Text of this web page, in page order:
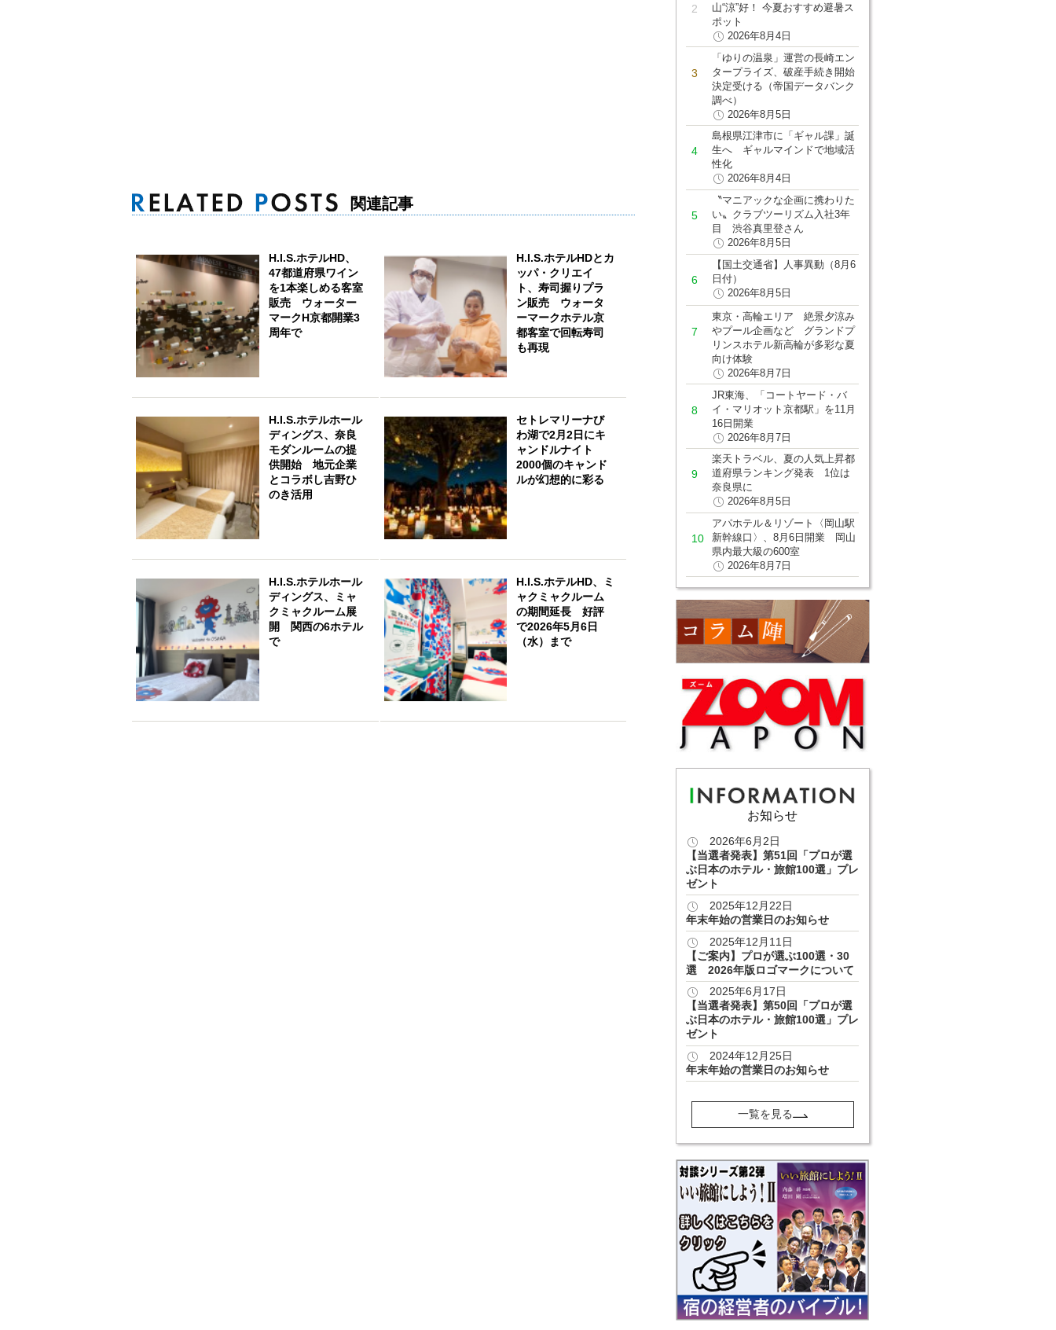
関連記事
H.I.S.ホテルHD、
47都道府県ワイン
を1本楽しめる客室
販売 ウォーター
マークH京都開業3
周年で
H.I.S.ホテルHDとカ
ッパ・クリエイ
ト、寿司握りプラ
ン販売 ウォータ
ーマークホテル京
都客室で回転寿司
も再現
H.I.S.ホテルホール
ディングス、奈良
モダンルームの提
供開始 地元企業
とコラボし吉野ひ
のき活用
セトレマリーナび
わ湖で2月2日にキ
ャンドルナイト
2000個のキャンド
ルが幻想的に彩る
H.I.S.ホテルホール
ディングス、ミャ
クミャクルーム展
開 関西の6ホテル
で
H.I.S.ホテルHD、ミ
ャクミャクルーム
の期間延長 好評
で2026年5月6日
（水）まで
山“涼”好！ 今夏おすすめ避暑ス
ポット
2026年8月4日
「ゆりの温泉」運営の長崎エン
タープライズ、破産手続き開始
決定受ける（帝国データバンク
調べ）
2026年8月5日
島根県江津市に「ギャル課」誕
生へ ギャルマインドで地域活
性化
2026年8月4日
〝マニアックな企画に携わりた
い〟クラブツーリズム入社3年
目 渋谷真里登さん
2026年8月5日
【国土交通省】人事異動（8月6
日付）
2026年8月5日
東京・高輪エリア 絶景夕涼み
やプール企画など グランドプ
リンスホテル新高輪が多彩な夏
向け体験
2026年8月7日
JR東海、「コートヤード・バ
イ・マリオット京都駅」を11月
16日開業
2026年8月7日
楽天トラベル、夏の人気上昇都
道府県ランキング発表 1位は
奈良県に
2026年8月5日
アパホテル＆リゾート〈岡山駅
新幹線口〉、8月6日開業 岡山
県内最大級の600室
2026年8月7日
お知らせ
2026年6月2日
【当選者発表】第51回「プロが選
ぶ日本のホテル・旅館100選」プレ
ゼント
2025年12月22日
年末年始の営業日のお知らせ
2025年12月11日
【ご案内】プロが選ぶ100選・30
選 2026年版ロゴマークについて
2025年6月17日
【当選者発表】第50回「プロが選
ぶ日本のホテル・旅館100選」プレ
ゼント
2024年12月25日
年末年始の営業日のお知らせ
一覧を見る